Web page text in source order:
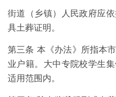
街道（乡镇）人民政府应
具土葬证明。
第三条 本《办法》所指本
业户籍。大中专院校学生
适用范围内。